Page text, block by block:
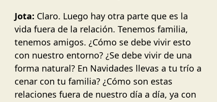
Jota: Claro. Luego hay otra parte que es la
vida fuera de la relación. Tenemos familia,
tenemos amigos. ¿Cómo se debe vivir esto
con nuestro entorno? ¿Se debe vivir de una
forma natural? En Navidades llevas a tu trío a
cenar con tu familia? ¿Cómo son estas
relaciones fuera de nuestro día a día, ya con